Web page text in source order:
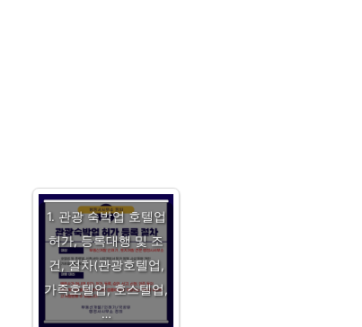
1. 관광 숙박업 호텔업
허가, 등록대행 및 조
건, 절차(관광호텔업,
가족호텔업, 호스텔업,
…